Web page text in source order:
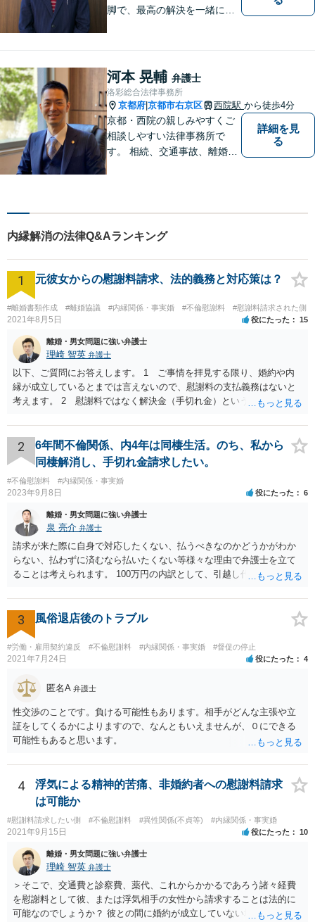
脚で、最高の解決を一緒に目
可能です。【地域に根ざした
弁護士】まずは当事務所の無
料法律相談をご体験くださ
い。
河本 晃輔 弁護士
洛彩総合法律事務所
京都府 京都市右京区 西院駅 から徒歩4分
京都・西院の親しみやすくご
相談しやすい法律事務所で
す。 相続、交通事故、離婚、
詳細を見
る
内縁解消の法律Q&Aランキング
1 元彼女からの慰謝料請求、法的義務と対応策は？
#離婚書類作成 #離婚協議 #内縁関係・事実婚 #不倫慰謝料 #慰謝料請求された側
2021年8月5日 役にたった 15
離婚・男女問題に強い弁護士
理崎 智英 弁護士
以下、ご質問にお答えします。 1 ご事情を拝見する限り、婚約や内
縁が成立しているとまでは言えないので、慰謝料の支払義務はないと
考えます。 2 慰謝料ではなく解決金（手切れ金）という名目で数十
うに合意書を取り交わす必要はあると思います。 4 合意書を取り交
わし、その中で精算条項（一切の債権債務のないことを確認する）を
設ければ、大丈夫です。
2
6年間不倫関係、内4年は同棲生活。のち、私から
同棲解消し、手切れ金請求したい。
#不倫慰謝料 #内縁関係・事実婚
2023年9月8日 役にたった 6
離婚・男女問題に強い弁護士
泉 亮介 弁護士
請求が来た際に自身で対応したくない、払うべきなのかどうかがわか
らない、払わずに済むなら払いたくない等様々な理由で弁護士を立て
ることは考えられます。 100万円の内訳として、引越し代等でどの程
によっても追加での請求については変わってくるかと思われます。 ま
た、請求する金額によっては、相手方の判断として、それで全て終わ
るのであれば払っておしまいにする、という考え方もあり得ます。
3 風俗退店後のトラブル
#労働・雇用契約違反 #不倫慰謝料 #内縁関係・事実婚 #督促の停止
2021年7月24日 役にたった 4
匿名A 弁護士
性交渉のことです。負ける可能性もあります。相手がどんな主張や立
証をしてくるかによりますので、なんともいえませんが、０にできる
可能性もあると思います。
4
浮気による精神的苦痛、非婚約者への慰謝料請求
は可能か
#慰謝料請求したい側 #不倫慰謝料 #異性関係(不貞等) #内縁関係・事実婚
2021年9月15日 役にたった 10
離婚・男女問題に強い弁護士
理崎 智英 弁護士
＞そこで、交通費と診察費、薬代、これからかかるであろう諸々経費
を慰謝料として彼、または浮気相手の女性から請求することは法的に
可能なのでしょうか？ 彼との間に婚約が成立していない場合には，彼